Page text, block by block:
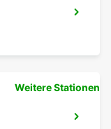
Weitere Stationen